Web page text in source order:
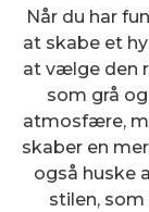
Når du har
at skabe et
at vælge den
som grå
atmosfære,
skaber en
også huske
stilen, som